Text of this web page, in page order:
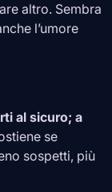
altro. Sembra
l’umore
al sicuro; a
se
sospetti, più